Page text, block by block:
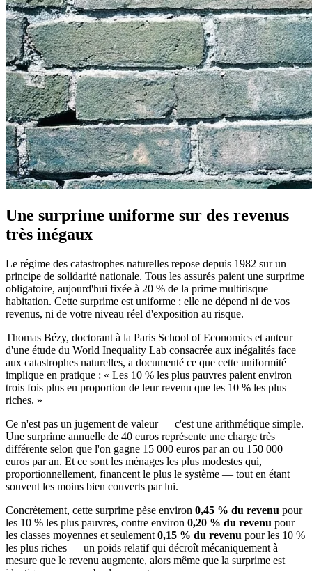
Une surprime uniforme sur des revenus
très inégaux
Le régime des catastrophes naturelles repose depuis 1982 sur un
principe de solidarité nationale. Tous les assurés paient une surprime
obligatoire, aujourd'hui fixée à 20 % de la prime multirisque
habitation. Cette surprime est uniforme : elle ne dépend ni de vos
revenus, ni de votre niveau réel d'exposition au risque.
Thomas Bézy, doctorant à la Paris School of Economics et auteur
d'une étude du World Inequality Lab consacrée aux inégalités face
aux catastrophes naturelles, a documenté ce que cette uniformité
implique en pratique : « Les 10 % les plus pauvres paient environ
trois fois plus en proportion de leur revenu que les 10 % les plus
riches. »
Ce n'est pas un jugement de valeur — c'est une arithmétique simple.
Une surprime annuelle de 40 euros représente une charge très
différente selon que l'on gagne 15 000 euros par an ou 150 000
euros par an. Et ce sont les ménages les plus modestes qui,
proportionnellement, financent le plus le système — tout en étant
souvent les moins bien couverts par lui.
Concrètement, cette surprime pèse environ 0,45 % du revenu pour
les 10 % les plus pauvres, contre environ 0,20 % du revenu pour
les classes moyennes et seulement 0,15 % du revenu pour les 10 %
les plus riches — un poids relatif qui décroît mécaniquement à
mesure que le revenu augmente, alors même que la surprime est